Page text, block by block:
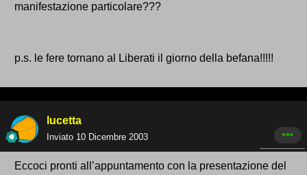
manifestazione particolare???
p.s. le fere tornano al Liberati il giorno della befana!!!!!
lucetta
Inviato 10 Dicembre 2003
Eccoci pronti all’appuntamento con la presentazione del